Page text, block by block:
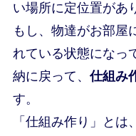
い場所に定位置があ
もし、物達がお部屋
れている状態にな
納に戻って、仕組み
す。
「仕組み作り」とは